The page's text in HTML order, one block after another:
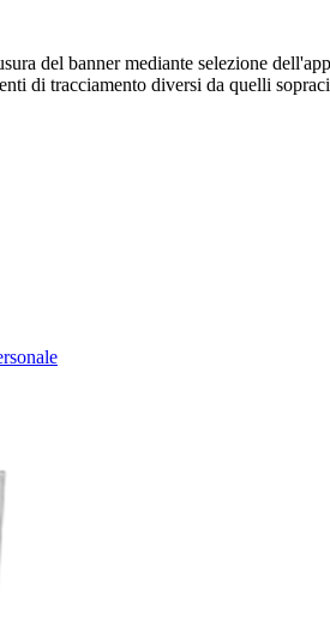
del banner mediante selezione
di tracciamento diversi da quelli